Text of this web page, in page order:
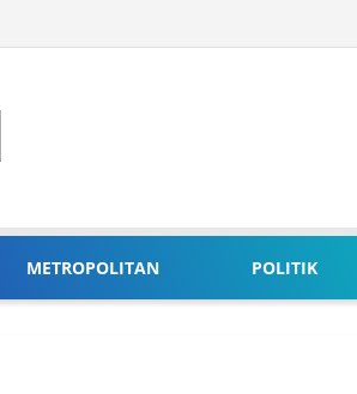
METROPOLITAN POLITIK